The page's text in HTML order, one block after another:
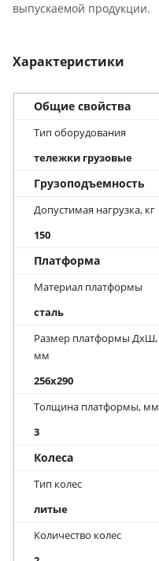
выпускаемой продукции.
Характеристики
Общие свойства
Тип оборудования
тележки грузовые
Грузоподъемность
Допустимая нагрузка, кг
150
Платформа
Материал платформы
сталь
Размер платформы ДхШ,
мм
256x290
Толщина платформы, мм
3
Колеса
Тип колес
литые
Количество колес